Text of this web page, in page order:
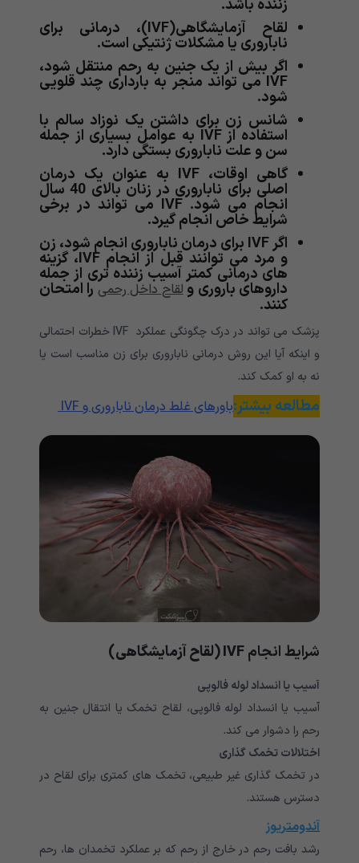
زننده باشد.
لقاح آزمایشگاهی(IVF)، درمانی برای
ناباروری یا مشکلات ژنتیکی است.
اگر بیش از یک جنین به رحم منتقل شود،
IVF می تواند منجر به بارداری چند قلویی
شود.
شانس زن برای داشتن یک نوزاد سالم با
استفاده از IVF به عوامل بسیاری از جمله
سن و علت ناباروری بستگی دارد.
گاهی اوقات، IVF به عنوان یک درمان
اصلی برای ناباروری در زنان بالای 40 سال
انجام می شود. IVF می تواند در برخی
شرایط خاص انجام گیرد.
اگر IVF برای درمان ناباروری انجام شود، زن
و مرد می توانند قبل از انجام IVF، گزینه
های درمانی کمتر آسیب زننده تری از جمله
داروهای باروری ولقاح داخل رحمی را امتحان
کنند.
پزشک می تواند در درک چگونگی عملکرد IVF خطرات احتمالی
و اینکه آیا این روش درمانی ناباروری برای زن مناسب است یا
نه به او کمک کند.
مطالعه بیشتر:باورهای غلط درمان ناباروری و IVF
شرایط انجامIVF (لقاح آزمایشگاهی)
آسیب یا انسداد لوله فالوپی
آسیب یا انسداد لوله فالوپی، لقاح تخمک یا انتقال جنین به
رحم را دشوار می کند.
اختلالات تخمک گذاری
در تخمک گذاری غیر طبیعی، تخمک های کمتری برای لقاح در
دسترس هستند.
آندومتریوز
رشد بافت رحم در خارج از رحم که بر عملکرد تخمدان ها، رحم